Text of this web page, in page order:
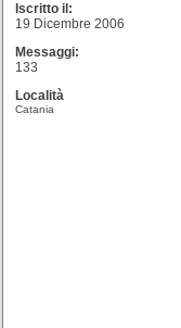
Iscritto il:
19 Dicembre 2006
Messaggi:
133
Località
Catania